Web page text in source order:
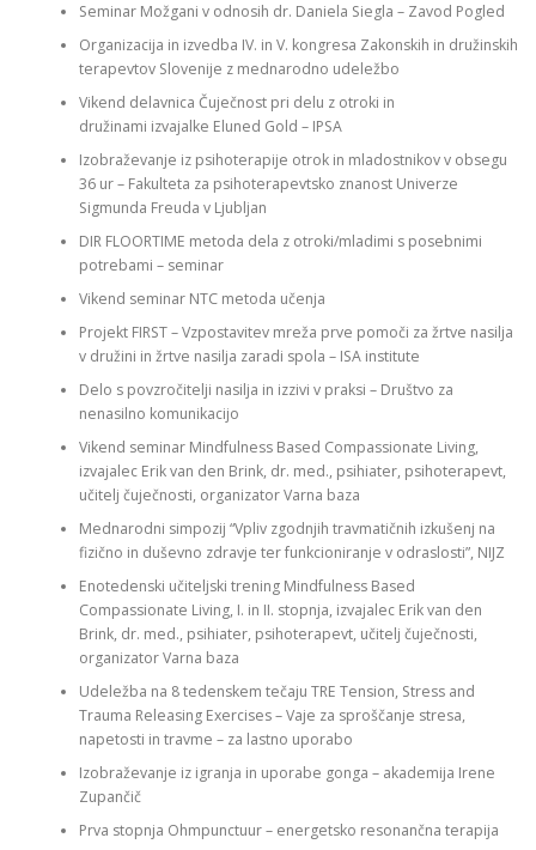
Seminar Možgani v odnosih dr. Daniela Siegla – Zavod Pogled
Organizacija in izvedba IV. in V. kongresa Zakonskih in družinskih
terapevtov Slovenije z mednarodno udeležbo
Vikend delavnica Čuječnost pri delu z otroki in
družinami izvajalke Eluned Gold – IPSA
Izobraževanje iz psihoterapije otrok in mladostnikov v obsegu
36 ur – Fakulteta za psihoterapevtsko znanost Univerze
Sigmunda Freuda v Ljubljan
DIR FLOORTIME metoda dela z otroki/mladimi s posebnimi
potrebami – seminar
Vikend seminar NTC metoda učenja
Projekt FIRST – Vzpostavitev mreža prve pomoči za žrtve nasilja
v družini in žrtve nasilja zaradi spola – ISA institute
Delo s povzročitelji nasilja in izzivi v praksi – Društvo za
nenasilno komunikacijo
Vikend seminar Mindfulness Based Compassionate Living,
izvajalec Erik van den Brink, dr. med., psihiater, psihoterapevt,
učitelj čuječnosti, organizator Varna baza
Mednarodni simpozij “Vpliv zgodnjih travmatičnih izkušenj na
fizično in duševno zdravje ter funkcioniranje v odraslosti”, NIJZ
Enotedenski učiteljski trening Mindfulness Based
Compassionate Living, I. in II. stopnja, izvajalec Erik van den
Brink, dr. med., psihiater, psihoterapevt, učitelj čuječnosti,
organizator Varna baza
Udeležba na 8 tedenskem tečaju TRE Tension, Stress and
Trauma Releasing Exercises – Vaje za sproščanje stresa,
napetosti in travme – za lastno uporabo
Izobraževanje iz igranja in uporabe gonga – akademija Irene
Zupančič
Prva stopnja Ohmpunctuur – energetsko resonančna terapija